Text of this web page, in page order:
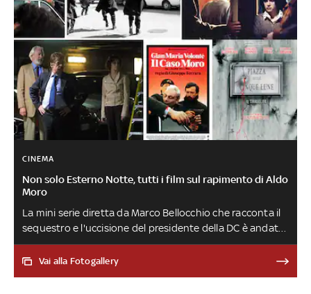
CINEMA
Non solo Esterno Notte, tutti i film sul rapimento di Aldo
Moro
La mini serie diretta da Marco Bellocchio che racconta il
sequestro e l'uccisione del presidente della DC è andata
in onda ieri su Rai Movie nel giorno dell'anniversario della
morte, avvenuta il 9 maggio 1978. Questa serie non è
Vai alla Fotogallery